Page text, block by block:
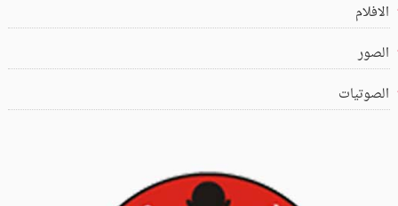
الافلام
الصور
الصوتيات